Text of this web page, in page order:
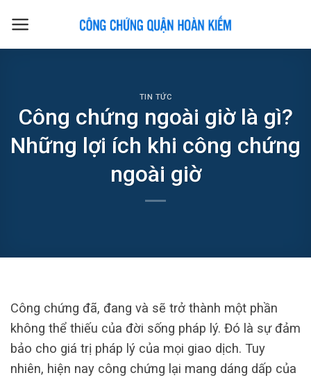
TIN TỨC
Công chứng ngoài giờ là gì?
Những lợi ích khi công chứng
ngoài giờ
Công chứng đã, đang và sẽ trở thành một phần
không thể thiếu của đời sống pháp lý. Đó là sự đảm
bảo cho giá trị pháp lý của mọi giao dịch. Tuy
nhiên, hiện nay công chứng lại mang dáng dấp của